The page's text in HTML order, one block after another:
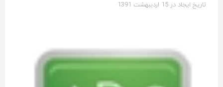
تاریخ ایجاد در 15 ارديبهشت 1391